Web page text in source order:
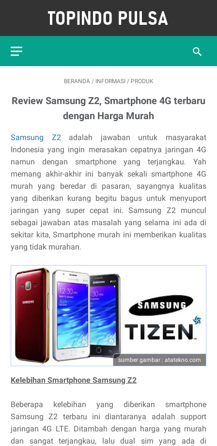
BERANDA / INFORMASI / PRODUK
Review Samsung Z2, Smartphone 4G terbaru
dengan Harga Murah
Samsung Z2adalah jawaban untuk masyarakat
Indonesia yang ingin merasakan cepatnya jaringan 4G
namun dengan smartphone yang terjangkau. Yah
memang akhir-akhir ini banyak sekali smartphone 4G
murah yang beredar di pasaran, sayangnya kualitas
yang diberikan kurang begitu bagus untuk menyuport
jaringan yang super cepat ini. Samsung Z2 muncul
sebagai jawaban atas masalah yang selama ini ada di
sekitar kita, Smartphone murah ini memberikan kualitas
yang tidak murahan.
sumber gambar : atatekno.com
Kelebihan Smartphone Samsung Z2
Beberapa kelebihan yang diberikan smartphone
Samsung Z2 terbaru ini diantaranya adalah support
jaringan 4G LTE. Ditambah dengan harga yang murah
dan sangat terjangkau, lalu dual sim yang ada di